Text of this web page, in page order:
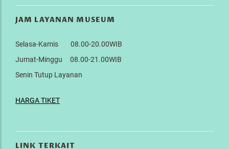
JAM LAYANAN MUSEUM
Selasa-Kamis 08.00-20.00WIB
Jumat-Minggu 08.00-21.00WIB
Senin Tutup Layanan
HARGA TIKET
LINK TERKAIT